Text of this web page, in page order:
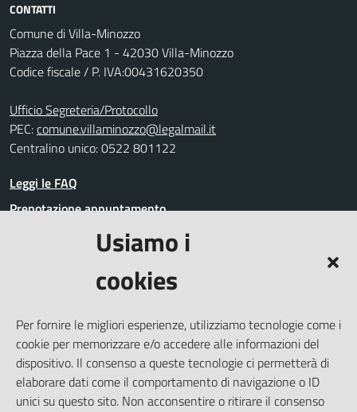
Usiamo i
cookies
Per fornire le migliori esperienze, utilizziamo tecnologie come i
cookie per memorizzare e/o accedere alle informazioni del
dispositivo. Il consenso a queste tecnologie ci permetterà di
elaborare dati come il comportamento di navigazione o ID
unici su questo sito. Non acconsentire o ritirare il consenso
CONTATTI
Comune di Villa-Minozzo
Piazza della Pace 1 - 42030 Villa-Minozzo
Codice fiscale / P. IVA:00431620350
Ufficio Segreteria/Protocollo
PEC:comune.villaminozzo@legalmail.it
Centralino unico: 0522 801122
Leggi le FAQ
Prenotazione appuntamento
Segnalazione disservizio
Amministrazione trasparente
Whistleblowing
Dichiarazione di accessibilità
Note legali